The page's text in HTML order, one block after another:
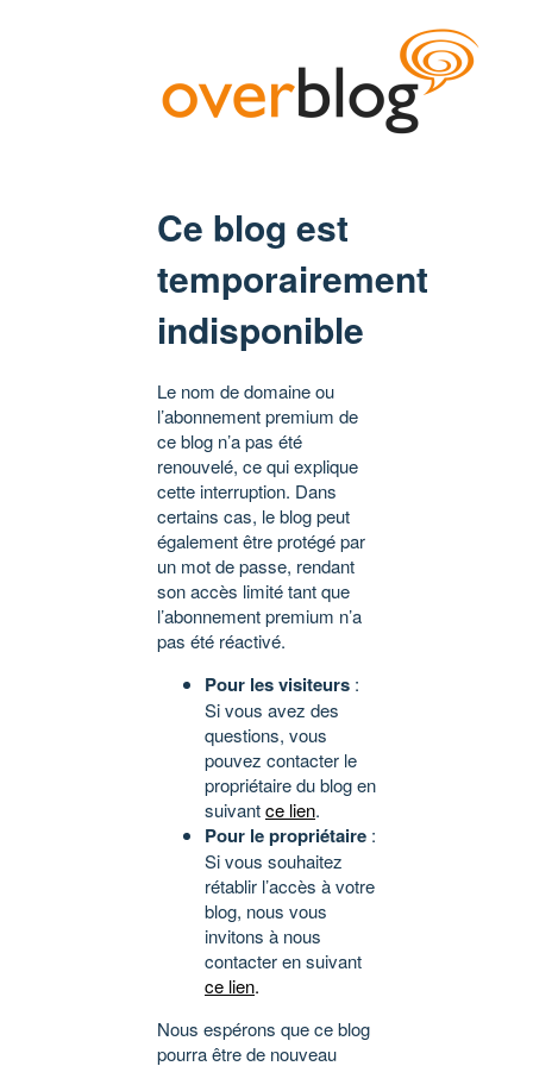
Ce blog est
temporairement
indisponible
Le nom de domaine ou
l’abonnement premium de
ce blog n’a pas été
renouvelé, ce qui explique
cette interruption. Dans
certains cas, le blog peut
également être protégé par
un mot de passe, rendant
son accès limité tant que
l’abonnement premium n’a
pas été réactivé.
Pour les visiteurs :
Si vous avez des
questions, vous
pouvez contacter le
propriétaire du blog en
suivantce lien.
Pour le propriétaire :
Si vous souhaitez
rétablir l’accès à votre
blog, nous vous
invitons à nous
contacter en suivant
ce lien.
Nous espérons que ce blog
pourra être de nouveau